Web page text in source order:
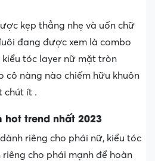
kẹp thẳng nhẹ và uốn chữ
đang được xem là combo
tóc layer nữ mặt tròn
cô nàng nào chiếm hữu khuôn
chút ít .
hot trend nhất 2023
riêng cho phái nữ, kiểu tóc
riêng cho phái mạnh để hoàn